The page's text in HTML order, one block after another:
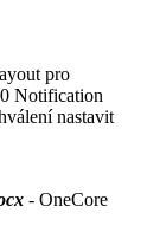
pro
Notification
nastavit
- OneCore